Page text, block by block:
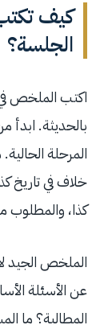
كيف
الجلسة؟
اكتب الملخص
بالحديثة.
المرحلة
خلاف في تاريخ
كذا، والمطلوب
عن الأسئلة
المطالبة؟ ما